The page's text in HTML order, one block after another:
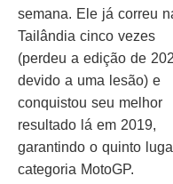
semana. Ele já correu
Tailândia cinco vezes
(perdeu a edição de
devido a uma lesão) e
conquistou seu melhor
resultado lá em 2019,
garantindo o quinto
categoria MotoGP.